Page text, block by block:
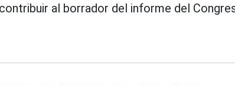
al borrador del informe del